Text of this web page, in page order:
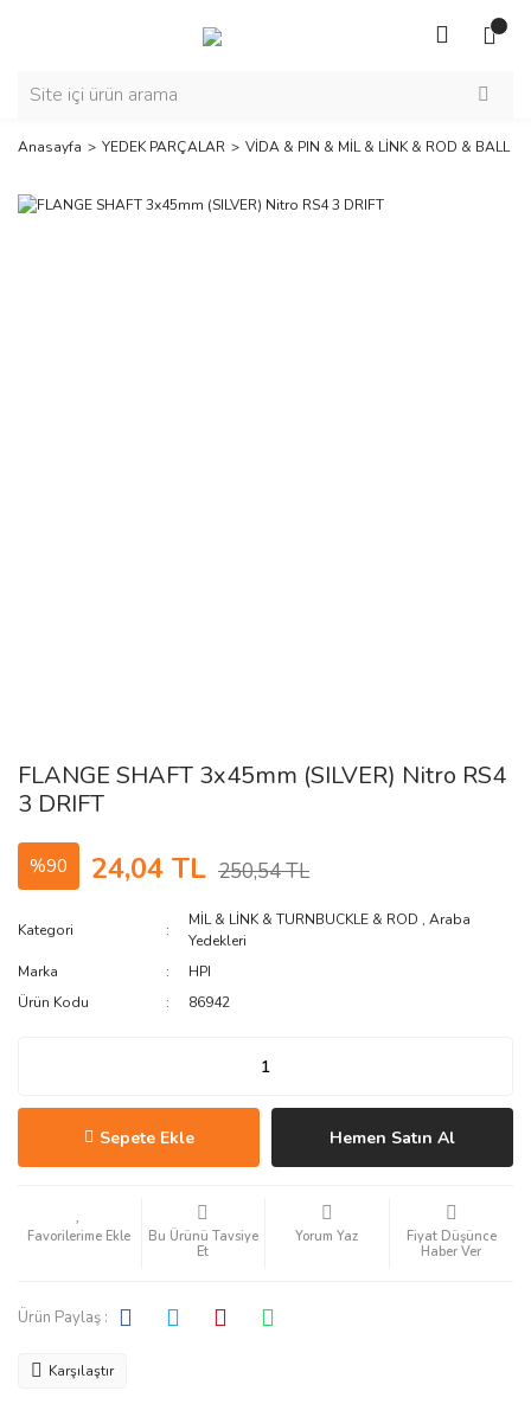
Anasayfa YEDEK PARÇALAR VİDA & PIN & MİL & LİNK & ROD & BALL
FLANGE SHAFT 3x45mm (SILVER) Nitro RS4
3 DRIFT
%90 24,04 TL 250,54 TL
Kategori
MİL & LİNK & TURNBUCKLE & ROD ,Araba
Yedekleri
Marka
HPI
Ürün Kodu
86942
Sepete Ekle Hemen Satın Al
Bu Ürünü Tavsiye
Et
Yorum Yaz
Fiyat Düşünce
Haber Ver
Ürün Paylaş :
Karşılaştır